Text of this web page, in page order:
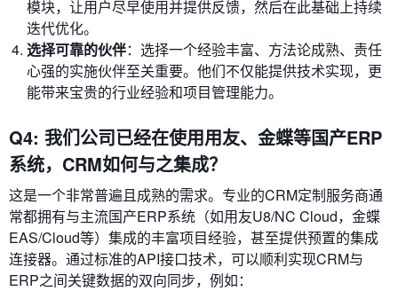
模块，让用户尽早使用并提供反馈，然后在此基础上持续
迭代优化。
选择可靠的伙伴：选择一个经验丰富、方法论成熟、责任
心强的实施伙伴至关重要。他们不仅能提供技术实现，更
能带来宝贵的行业经验和项目管理能力。
Q4: 我们公司已经在使用用友、金蝶等国产ERP
系统，CRM如何与之集成？
这是一个非常普遍且成熟的需求。专业的CRM定制服务商通
常都拥有与主流国产ERP系统（如用友U8/NC Cloud，金蝶
EAS/Cloud等）集成的丰富项目经验，甚至提供预置的集成
连接器。通过标准的API接口技术，可以顺利实现CRM与
ERP之间关键数据的双向同步，例如：